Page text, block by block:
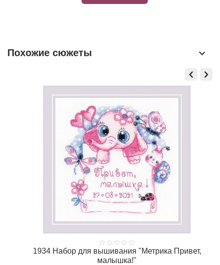
Похожие сюжеты
1934 Набор для вышивания "Метрика Привет,
малышка!"